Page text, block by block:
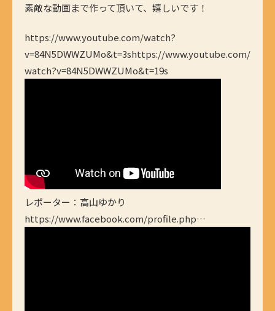
素敵な動画まで作って頂いて、嬉しいです！
https://www.youtube.com/watch?
v=84N5DWWZUMo&t=3shttps://www.youtube.com/
watch?v=84N5DWWZUMo&t=19s
レポーター：高山ゆかり
https://www.facebook.com/profile.php…